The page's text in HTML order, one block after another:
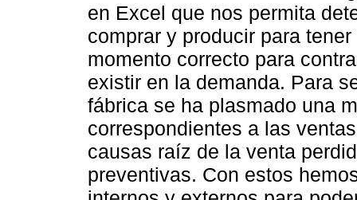
en Excel que nos permita
comprar y producir para
momento correcto para
existir en la demanda. Para
fábrica se ha plasmado una
correspondientes a las
causas raíz de la venta
preventivas. Con estos